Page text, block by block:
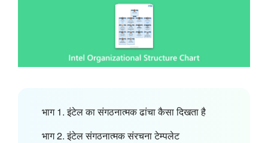
भाग 1. इंटेल का संगठनात्मक ढांचा कैसा दिखता है
भाग 2. इंटेल संगठनात्मक संरचना टेम्पलेट